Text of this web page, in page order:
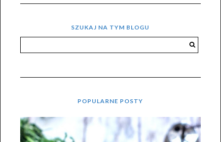
SZUKAJ NA TYM BLOGU
POPULARNE POSTY